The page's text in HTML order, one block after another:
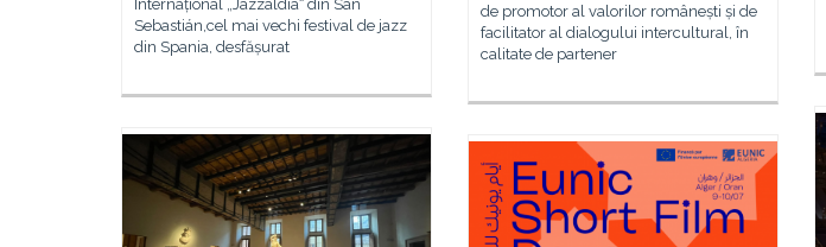
Internațional „Jazzaldiaˮ din San
Sebastián,cel mai vechi festival de jazz
din Spania, desfășurat
de promotor al valorilor românești și de
facilitator al dialogului intercultural, în
calitate de partener